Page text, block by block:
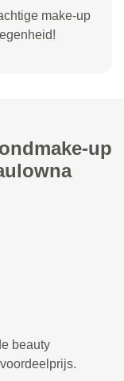
make-up
up
beauty